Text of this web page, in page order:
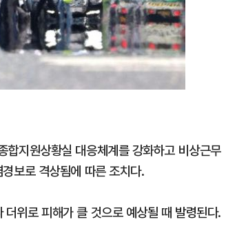
지원상황실 대응체계를 강화하고 비상근무
보로 격상됨에 따른 조치다.
위로 피해가 클 것으로 예상될 때 발령된다.